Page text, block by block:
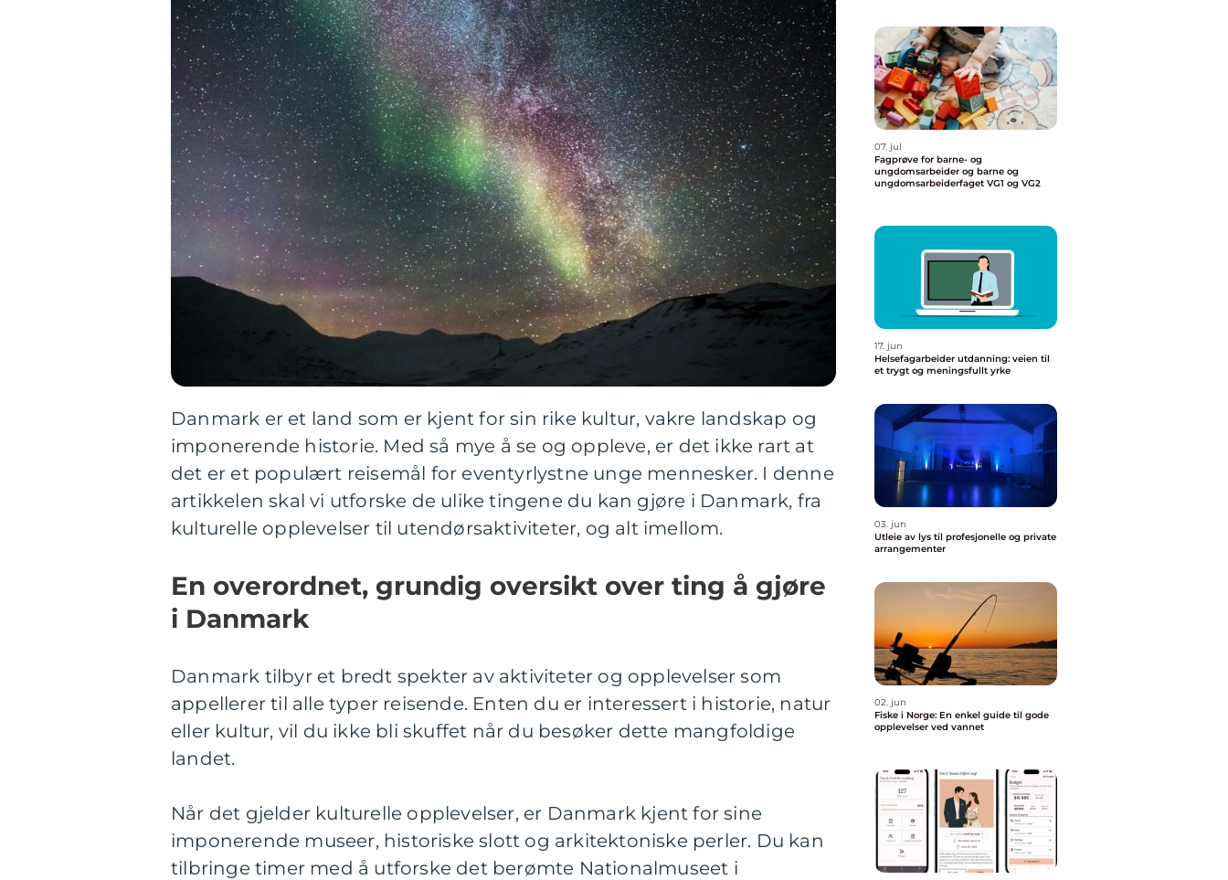
Danmark er et land som er kjent for sin rike kultur, vakre landskap og
imponerende historie. Med så mye å se og oppleve, er det ikke rart at
det er et populært reisemål for eventyrlystne unge mennesker. I denne
artikkelen skal vi utforske de ulike tingene du kan gjøre i Danmark, fra
kulturelle opplevelser til utendørsaktiviteter, og alt imellom.
En overordnet, grundig oversikt over ting å gjøre
i Danmark
Danmark tilbyr et bredt spekter av aktiviteter og opplevelser som
appellerer til alle typer reisende. Enten du er interessert i historie, natur
eller kultur, vil du ikke bli skuffet når du besøker dette mangfoldige
landet.
Når det gjelder kulturelle opplevelser, er Danmark kjent for sine
imponerende museer, historiske slott og arkitektoniske perler. Du kan
tilbringe timer med å utforske det berømte Nationalmuseet i
07. jul
Fagprøve for barne- og
ungdomsarbeider og barne og
ungdomsarbeiderfaget VG1 og VG2
17. jun
Helsefagarbeider utdanning: veien til
et trygt og meningsfullt yrke
03. jun
Utleie av lys til profesjonelle og private
arrangementer
02. jun
Fiske i Norge: En enkel guide til gode
opplevelser ved vannet